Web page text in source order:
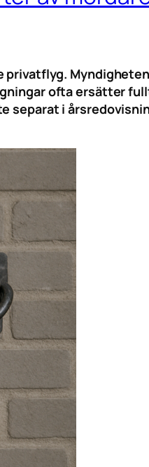
privatflyg.
ofta ersätter
separat i